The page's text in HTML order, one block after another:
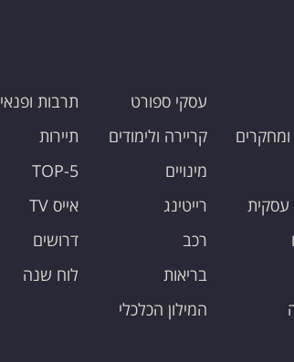
עסקית
עסקי ספורט
קריירה ולימודים
מינויים
רייטינג
רכב
בריאות
המילון הכלכלי
תרבות ופנאי
תיירות
TOP-5
אייס TV
דרושים
לוח שנה